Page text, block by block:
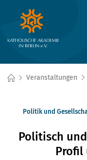
Veranstaltungen
Politik und
Politisch
Profil